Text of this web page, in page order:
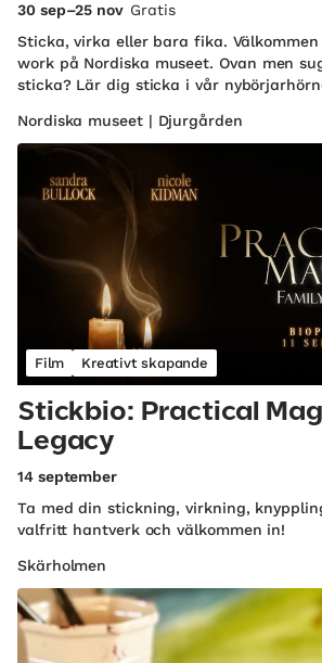
30 sep–25 nov Gratis
Sticka, virka eller bara fika.
work på Nordiska museet. Ovan men
sticka? Lär dig sticka i vår
Nordiska museet | Djurgården
Film Kreativt skapande
Stickbio: Practical
Legacy
14 september
Ta med din stickning, virkning,
valfritt hantverk och välkommen in!
Skärholmen